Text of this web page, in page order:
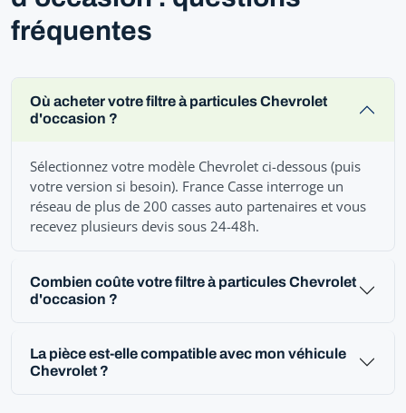
fréquentes
Où acheter votre filtre à particules Chevrolet
d'occasion ?
Sélectionnez votre modèle Chevrolet ci-dessous (puis
votre version si besoin). France Casse interroge un
réseau de plus de 200 casses auto partenaires et vous
recevez plusieurs devis sous 24-48h.
Combien coûte votre filtre à particules Chevrolet
d'occasion ?
La pièce est-elle compatible avec mon véhicule
Chevrolet ?